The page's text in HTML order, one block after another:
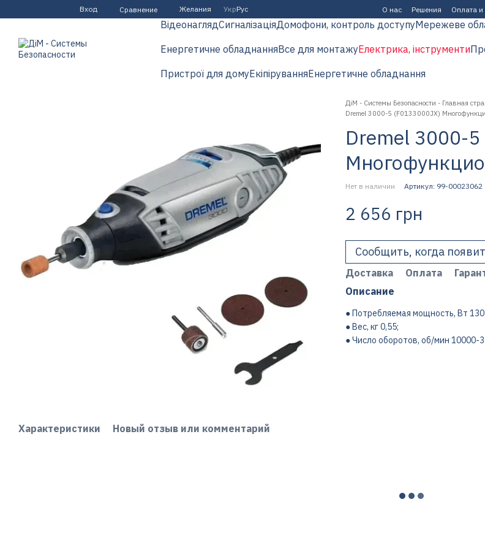
Перейти к основному контенту
Вход Сравнение Желания УкрРус О нас Решения Оплата и
ВідеонаглядСигналізаціяДомофони, контроль доступуМережеве
Енергетичне обладнанняВсе для монтажуЕлектрика, інструменти
Пристрої для домуЕкіпіруванняЕнергетичне обладнання
Характеристики Новый отзыв или комментарий
ДіМ - Системы Безопасности - Главная
Dremel 3000-5 (F0133000JX)
Dremel 3000-
Нет в наличии Артикул: 99-00023062
2 656 грн
Сообщить, когда
Доставка Оплата
Описание
● Потребляемая мощность, Вт
● Вес, кг 0,55;
● Число оборотов, об/мин 10000-